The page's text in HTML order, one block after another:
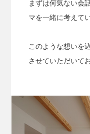
まずは何気ない会
マを一緒に考えて
このような想いを
させていただいて